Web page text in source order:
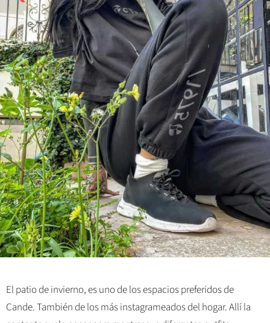
El patio de invierno, es uno de los espacios preferidos de
Cande. También de los más instagrameados del hogar. Allí la